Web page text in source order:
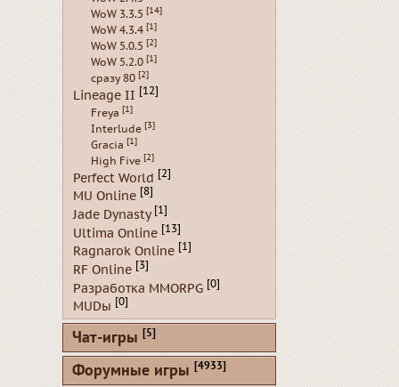
WoW 3.3.5 [14]
WoW 4.3.4 [1]
WoW 5.0.5 [2]
WoW 5.2.0 [1]
сразу 80 [2]
Lineage II [12]
Freya [1]
Interlude [3]
Gracia [1]
High Five [2]
Perfect World [2]
MU Online [8]
Jade Dynasty [1]
Ultima Online [13]
Ragnarok Online [1]
RF Online [3]
Разработка MMORPG [0]
MUDы [0]
Чат-игры [5]
Форумные игры [4933]